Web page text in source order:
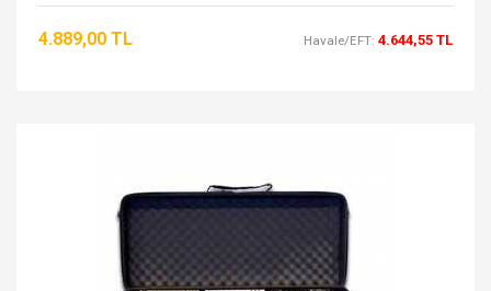
4.889,00 TL Havale/EFT: 4.644,55 TL